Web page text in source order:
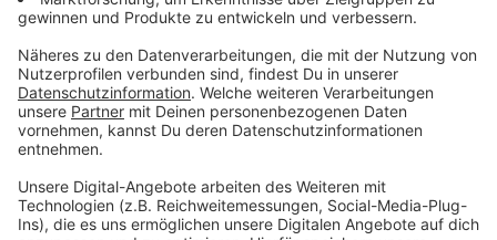
Du möchtest uns etwas sagen?
Studio Hotline